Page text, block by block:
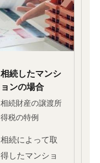
相続したマンシ
ョンの場合
相続財産の譲渡所
得税の特例
相続によって取
得したマンショ